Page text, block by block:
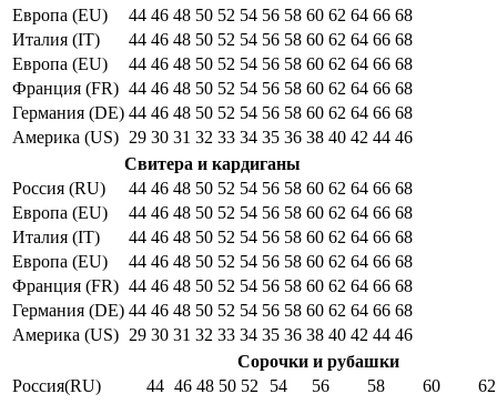
Европа (EU)
44 46 48 50 52 54 56 58 60 62 64 66 68
Италия (IT)
44 46 48 50 52 54 56 58 60 62 64 66 68
Европа (EU)
44 46 48 50 52 54 56 58 60 62 64 66 68
Франция (FR) 44 46 48 50 52 54 56 58 60 62 64 66 68
Германия (DE) 44 46 48 50 52 54 56 58 60 62 64 66 68
Америка (US) 29 30 31 32 33 34 35 36 38 40 42 44 46
Свитера и кардиганы
Россия (RU)
44 46 48 50 52 54 56 58 60 62 64 66 68
Европа (EU)
44 46 48 50 52 54 56 58 60 62 64 66 68
Италия (IT)
44 46 48 50 52 54 56 58 60 62 64 66 68
Европа (EU)
44 46 48 50 52 54 56 58 60 62 64 66 68
Франция (FR) 44 46 48 50 52 54 56 58 60 62 64 66 68
Германия (DE) 44 46 48 50 52 54 56 58 60 62 64 66 68
Америка (US) 29 30 31 32 33 34 35 36 38 40 42 44 46
Сорочки и рубашки
Россия(RU)
44 46 48 50 52 54 56 58 60
62